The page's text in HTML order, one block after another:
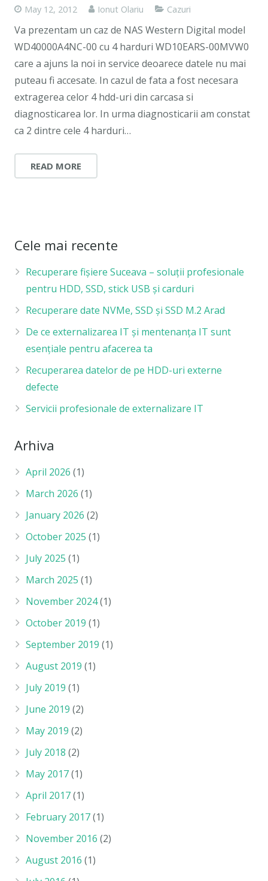
May 12, 2012 Ionut Olariu Cazuri
Va prezentam un caz de NAS Western Digital model
WD40000A4NC-00 cu 4 harduri WD10EARS-00MVW0
care a ajuns la noi in service deoarece datele nu mai
puteau fi accesate. In cazul de fata a fost necesara
extragerea celor 4 hdd-uri din carcasa si
diagnosticarea lor. In urma diagnosticarii am constat
ca 2 dintre cele 4 harduri…
READ MORE
Cele mai recente
Recuperare fișiere Suceava – soluții profesionale
pentru HDD, SSD, stick USB și carduri
Recuperare date NVMe, SSD și SSD M.2 Arad
De ce externalizarea IT și mentenanța IT sunt
esențiale pentru afacerea ta
Recuperarea datelor de pe HDD-uri externe
defecte
Servicii profesionale de externalizare IT
Arhiva
April 2026 (1)
March 2026 (1)
January 2026 (2)
October 2025 (1)
July 2025 (1)
March 2025 (1)
November 2024(1)
October 2019 (1)
September 2019 (1)
August 2019 (1)
July 2019 (1)
June 2019 (2)
May 2019 (2)
July 2018 (2)
May 2017(1)
April 2017(1)
February 2017(1)
November 2016 (2)
August 2016 (1)